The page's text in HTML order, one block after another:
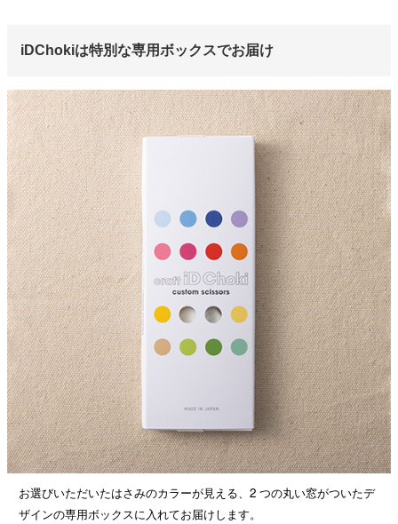
iDChokiは特別な専用ボックスでお届け
お選びいただいたはさみのカラーが見える、2 つの丸い窓がついたデ
ザインの専用ボックスに入れてお届けします。